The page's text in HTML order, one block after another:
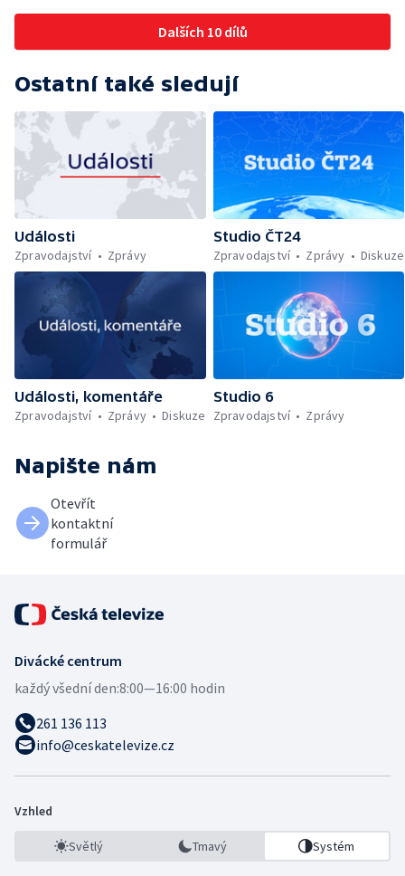
Dalších 10 dílů
Ostatní také sledují
Události
Zpravodajství
Zprávy
Studio ČT24
Zpravodajství
Zprávy Diskuze
Události, komentáře
Zpravodajství
Zprávy Diskuze
Studio 6
Zpravodajství
Zprávy
Napište nám
Otevřít
kontaktní
formulář
Divácké centrum
každý všední den:8:00—16:00 hodin
261 136 113
info@ceskatelevize.cz
Vzhled
Světlý Tmavý Systém